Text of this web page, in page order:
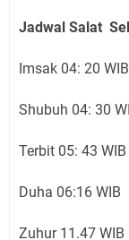
Jadwal Salat
Imsak 04: 20 WIB
Shubuh 04: 30
Terbit 05: 43 WIB
Duha 06:16 WIB
Zuhur 11.47 WIB